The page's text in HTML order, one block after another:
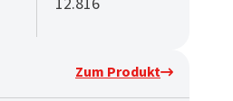
Zum Produkt